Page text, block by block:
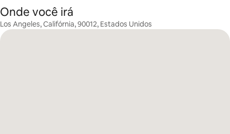
Onde você irá
Los Angeles, Califórnia, 90012, Estados Unidos